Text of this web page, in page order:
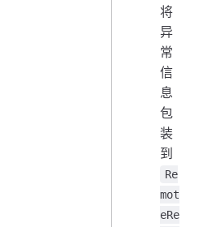
将
异
常
信
息
包
装
到
Re
mot
eRe